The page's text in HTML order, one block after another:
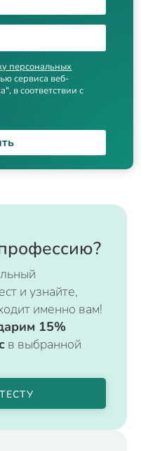
персональных
сервиса веб-
в соответствии с
и узнайте,
именно вам!
15%
в выбранной